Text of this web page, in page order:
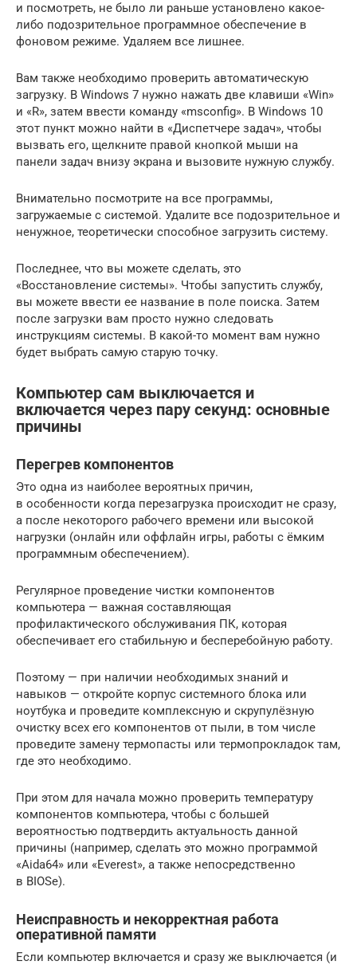
и посмотреть, не было ли раньше установлено какое-
либо подозрительное программное обеспечение в
фоновом режиме. Удаляем все лишнее.
Вам также необходимо проверить автоматическую
загрузку. В Windows 7 нужно нажать две клавиши «Win»
и «R», затем ввести команду «msconfig». В Windows 10
этот пункт можно найти в «Диспетчере задач», чтобы
вызвать его, щелкните правой кнопкой мыши на
панели задач внизу экрана и вызовите нужную службу.
Внимательно посмотрите на все программы,
загружаемые с системой. Удалите все подозрительное и
ненужное, теоретически способное загрузить систему.
Последнее, что вы можете сделать, это
«Восстановление системы». Чтобы запустить службу,
вы можете ввести ее название в поле поиска. Затем
после загрузки вам просто нужно следовать
инструкциям системы. В какой-то момент вам нужно
будет выбрать самую старую точку.
Компьютер сам выключается и
включается через пару секунд: основные
причины
Перегрев компонентов
Это одна из наиболее вероятных причин,
в особенности когда перезагрузка происходит не сразу,
а после некоторого рабочего времени или высокой
нагрузки (онлайн или оффлайн игры, работы с ёмким
программным обеспечением).
Регулярное проведение чистки компонентов
компьютера — важная составляющая
профилактического обслуживания ПК, которая
обеспечивает его стабильную и бесперебойную работу.
Поэтому — при наличии необходимых знаний и
навыков — откройте корпус системного блока или
ноутбука и проведите комплексную и скрупулёзную
очистку всех его компонентов от пыли, в том числе
проведите замену термопасты или термопрокладок там,
где это необходимо.
При этом для начала можно проверить температуру
компонентов компьютера, чтобы с большей
вероятностью подтвердить актуальность данной
причины (например, сделать это можно программой
«Aida64» или «Everest», а также непосредственно
в BIOSе).
Неисправность и некорректная работа
оперативной памяти
Если компьютер включается и сразу же выключается (и